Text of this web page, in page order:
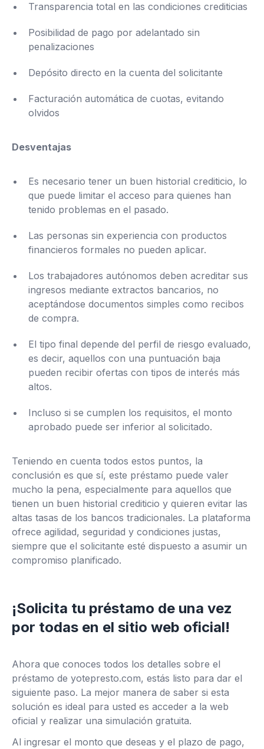
Transparencia total en las condiciones crediticias
Posibilidad de pago por adelantado sin
penalizaciones
Depósito directo en la cuenta del solicitante
Facturación automática de cuotas, evitando
olvidos
Desventajas
Es necesario tener un buen historial crediticio, lo
que puede limitar el acceso para quienes han
tenido problemas en el pasado.
Las personas sin experiencia con productos
financieros formales no pueden aplicar.
Los trabajadores autónomos deben acreditar sus
ingresos mediante extractos bancarios, no
aceptándose documentos simples como recibos
de compra.
El tipo final depende del perfil de riesgo evaluado,
es decir, aquellos con una puntuación baja
pueden recibir ofertas con tipos de interés más
altos.
Incluso si se cumplen los requisitos, el monto
aprobado puede ser inferior al solicitado.
Teniendo en cuenta todos estos puntos, la
conclusión es que sí, este préstamo puede valer
mucho la pena, especialmente para aquellos que
tienen un buen historial crediticio y quieren evitar las
altas tasas de los bancos tradicionales. La plataforma
ofrece agilidad, seguridad y condiciones justas,
siempre que el solicitante esté dispuesto a asumir un
compromiso planificado.
¡Solicita tu préstamo de una vez
por todas en el sitio web oficial!
Ahora que conoces todos los detalles sobre el
préstamo de yotepresto.com, estás listo para dar el
siguiente paso. La mejor manera de saber si esta
solución es ideal para usted es acceder a la web
oficial y realizar una simulación gratuita.
Al ingresar el monto que deseas y el plazo de pago,